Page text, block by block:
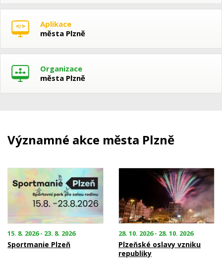
Aplikace
města Plzně
Organizace
města Plzně
Významné akce města Plzně
15. 8. 2026 - 23. 8. 2026
Sportmanie Plzeň
28. 10. 2026 - 28. 10. 2026
Plzeňské oslavy vzniku
republiky